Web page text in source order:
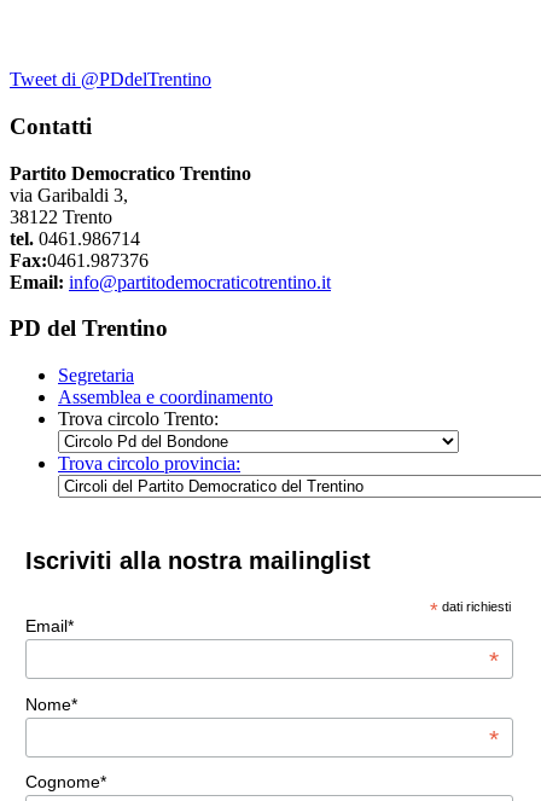
Tweet di @PDdelTrentino
Contatti
Partito Democratico Trentino
via Garibaldi 3,
38122 Trento
tel. 0461.986714
Fax:0461.987376
Email: info@partitodemocraticotrentino.it
PD del Trentino
Segretaria
Assemblea e coordinamento
Trova circolo Trento:
Trova circolo provincia:
Iscriviti alla nostra mailinglist
* dati richiesti
Email*
*
Nome*
*
Cognome*